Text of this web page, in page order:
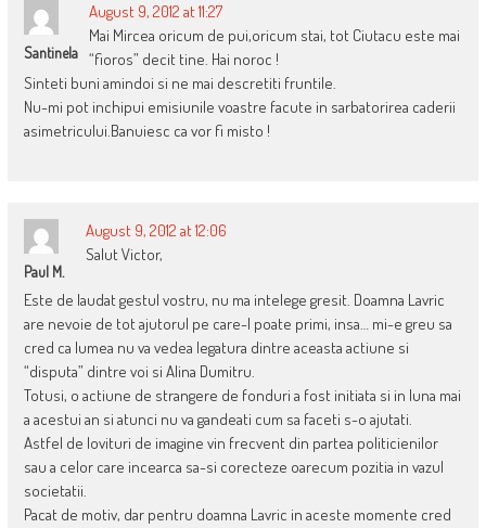
Santinela
August 9, 2012 at 11:27
Mai Mircea oricum de pui,oricum stai, tot Ciutacu este mai
“fioros” decit tine. Hai noroc !
Sinteti buni amindoi si ne mai descretiti fruntile.
Nu-mi pot inchipui emisiunile voastre facute in sarbatorirea caderii
asimetricului.Banuiesc ca vor fi misto !
Paul M.
August 9, 2012 at 12:06
Salut Victor,
Este de laudat gestul vostru, nu ma intelege gresit. Doamna Lavric
are nevoie de tot ajutorul pe care-l poate primi, insa… mi-e greu sa
cred ca lumea nu va vedea legatura dintre aceasta actiune si
“disputa” dintre voi si Alina Dumitru.
Totusi, o actiune de strangere de fonduri a fost initiata si in luna mai
a acestui an si atunci nu va gandeati cum sa faceti s-o ajutati.
Astfel de lovituri de imagine vin frecvent din partea politicienilor
sau a celor care incearca sa-si corecteze oarecum pozitia in vazul
societatii.
Pacat de motiv, dar pentru doamna Lavric in aceste momente cred